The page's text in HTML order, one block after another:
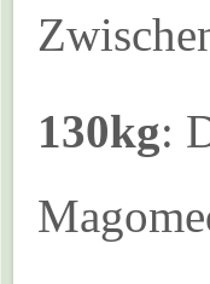
130kg: